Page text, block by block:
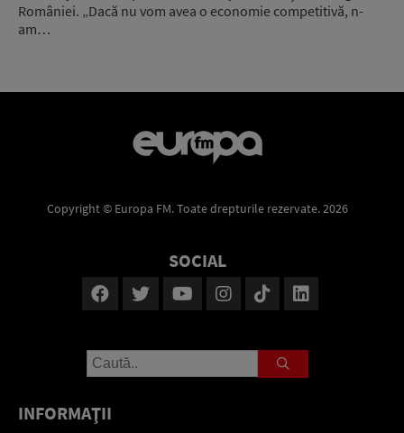
României. „Dacă nu vom avea o economie competitivă, n-
am…
Copyright © Europa FM. Toate drepturile rezervate. 2026
SOCIAL
INFORMAŢII